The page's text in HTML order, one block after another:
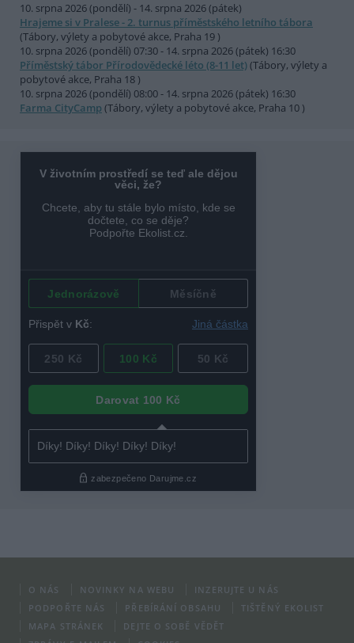
10. srpna 2026 (pondělí) - 14. srpna 2026 (pátek)
Hrajeme si v Pralese - 2. turnus příměstského letního tábora
(Tábory, výlety a pobytové akce, Praha 19 )
10. srpna 2026 (pondělí) 07:30 - 14. srpna 2026 (pátek) 16:30
Příměstský tábor Přírodovědecké léto (8-11 let)(Tábory, výlety a
pobytové akce, Praha 18 )
10. srpna 2026 (pondělí) 08:00 - 14. srpna 2026 (pátek) 16:30
Farma CityCamp (Tábory, výlety a pobytové akce, Praha 10 )
O NÁS NOVINKY NA WEBU
INZERUJTE U NÁS
PODPOŘTE NÁS
PŘEBÍRÁNÍ OBSAHU
TIŠTĚNÝ EKOLIST
MAPA STRÁNEK
DEJTE O SOBĚ VĚDĚT